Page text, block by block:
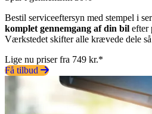
Bestil serviceeftersyn med stempel i
komplet gennemgang af din bil efter
Værkstedet skifter alle krævede dele
Lige nu priser fra 749 kr.*
Få tilbud